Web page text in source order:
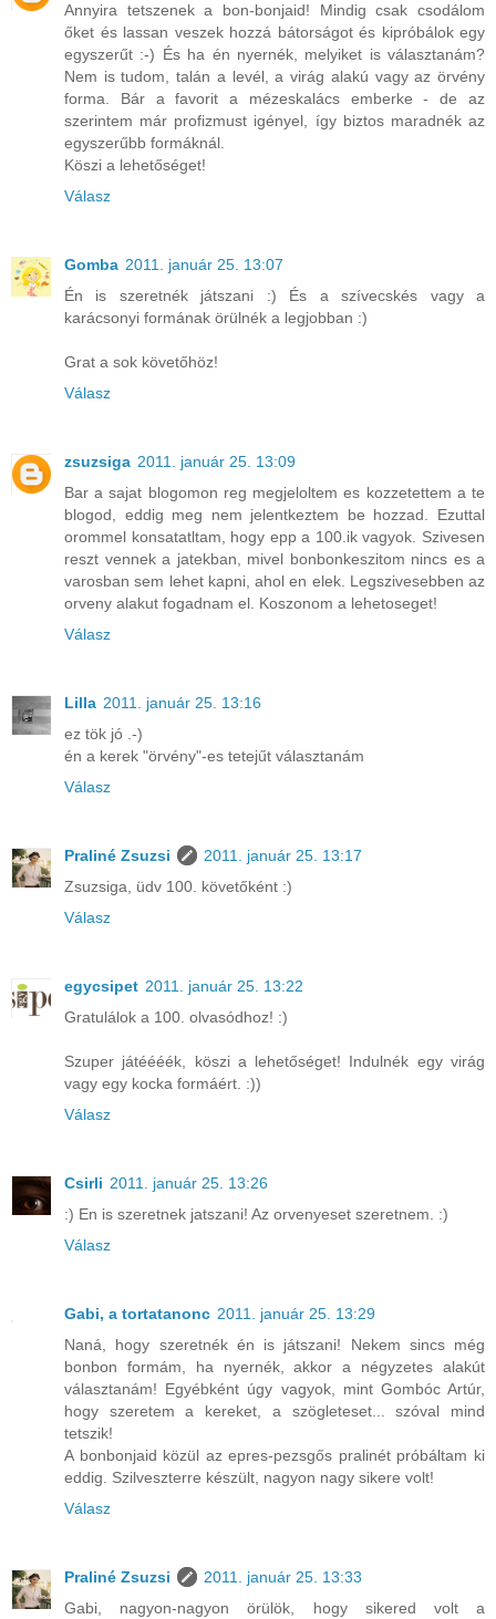
Annyira tetszenek a bon-bonjaid! Mindig csak csodálom
őket és lassan veszek hozzá bátorságot és kipróbálok egy
egyszerűt :-) És ha én nyernék, melyiket is választanám?
Nem is tudom, talán a levél, a virág alakú vagy az örvény
forma. Bár a favorit a mézeskalács emberke - de az
szerintem már profizmust igényel, így biztos maradnék az
egyszerűbb formáknál.
Köszi a lehetőséget!
Válasz
Gomba 2011. január 25. 13:07
Én is szeretnék játszani :) És a szívecskés vagy a
karácsonyi formának örülnék a legjobban :)
Grat a sok követőhöz!
Válasz
zsuzsiga 2011. január 25. 13:09
Bar a sajat blogomon reg megjeloltem es kozzetettem a te
blogod, eddig meg nem jelentkeztem be hozzad. Ezuttal
orommel konsatatltam, hogy epp a 100.ik vagyok. Szivesen
reszt vennek a jatekban, mivel bonbonkeszitom nincs es a
varosban sem lehet kapni, ahol en elek. Legszivesebben az
orveny alakut fogadnam el. Koszonom a lehetoseget!
Válasz
Lilla 2011. január 25. 13:16
ez tök jó .-)
én a kerek "örvény"-es tetejűt választanám
Válasz
Praliné Zsuzsi
2011. január 25. 13:17
Zsuzsiga, üdv 100. követőként :)
Válasz
egycsipet 2011. január 25. 13:22
Gratulálok a 100. olvasódhoz! :)
Szuper játéééék, köszi a lehetőséget! Indulnék egy virág
vagy egy kocka formáért. :))
Válasz
Csirli 2011. január 25. 13:26
:) En is szeretnek jatszani! Az orvenyeset szeretnem. :)
Válasz
Gabi, a tortatanonc 2011. január 25. 13:29
Naná, hogy szeretnék én is játszani! Nekem sincs még
bonbon formám, ha nyernék, akkor a négyzetes alakút
választanám! Egyébként úgy vagyok, mint Gombóc Artúr,
hogy szeretem a kereket, a szögleteset... szóval mind
tetszik!
A bonbonjaid közül az epres-pezsgős pralinét próbáltam ki
eddig. Szilveszterre készült, nagyon nagy sikere volt!
Válasz
Praliné Zsuzsi
2011. január 25. 13:33
Gabi, nagyon-nagyon örülök, hogy sikered volt a